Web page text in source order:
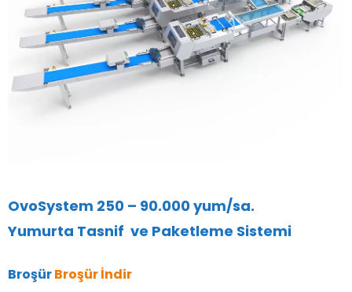
OvoSystem 250 – 90.000 yum/sa.
Yumurta Tasnif ve Paketleme Sistemi
BroşürBroşür İndir